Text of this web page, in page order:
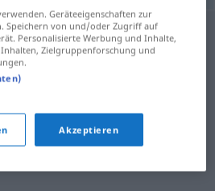
Geräteeigenschaften zur
Speichern von und/oder Zugriff auf
Personalisierte Werbung und Inhalte,
Zielgruppenforschung und
Akzeptieren